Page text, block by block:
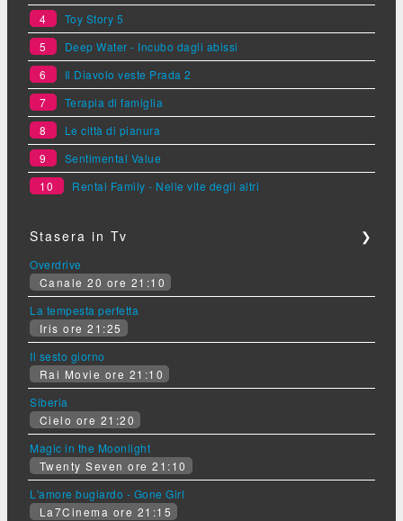
4
Toy Story 5
5
Deep Water - Incubo dagli abissi
6
Il Diavolo veste Prada 2
7
Terapia di famiglia
8
Le città di pianura
9
Sentimental Value
10
Rental Family - Nelle vite degli altri
Stasera in Tv ❯
Overdrive
Canale 20 ore 21:10
La tempesta perfetta
Iris ore 21:25
Il sesto giorno
Rai Movie ore 21:10
Siberia
Cielo ore 21:20
Magic in the Moonlight
Twenty Seven ore 21:10
L'amore bugiardo - Gone Girl
La7Cinema ore 21:15